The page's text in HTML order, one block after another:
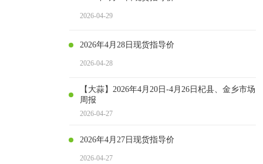
2026-04-29
2026年4月28日现货指导价
2026-04-28
【大蒜】2026年4月20日-4月26日杞县、金乡市场
周报
2026-04-27
2026年4月27日现货指导价
2026-04-27